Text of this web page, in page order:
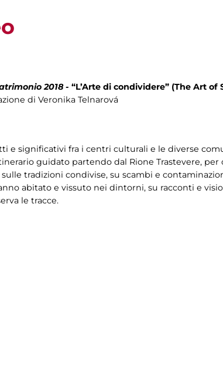
2018 - “L’Arte di condividere” (The Art of
di Veronika Telnarová
e significativi fra i centri culturali e le diverse
guidato partendo dal Rione Trastevere, per
tradizioni condivise, su scambi e
abitato e vissuto nei dintorni, su racconti e
le tracce.